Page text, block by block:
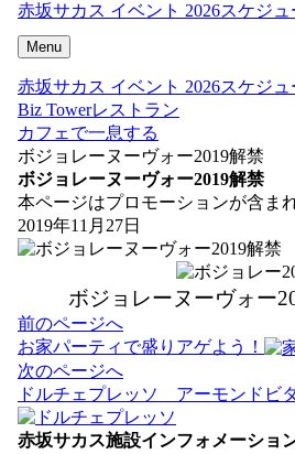
赤坂サカス イベント 2026スケジュ
Menu
赤坂サカス イベント 2026スケジュ
Biz Towerレストラン
カフェで一息する
ボジョレーヌーヴォー2019解禁
ボジョレーヌーヴォー2019解禁
本ページはプロモーションが含ま
2019年11月27日
ボジョレーヌーヴォー
投
稿
ナ
ビ
ゲ
ー
前のページへ
お家パーティで盛りアゲよう！
次のページへ
ドルチェプレッソ アーモンドビ
赤坂サカス施設インフォメーショ